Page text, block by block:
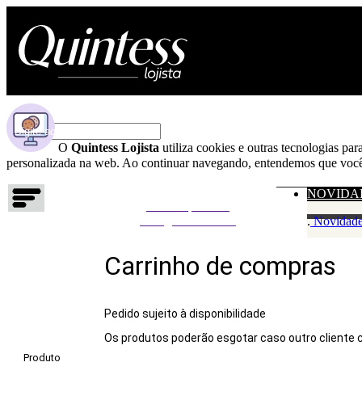
O Quintess Lojista utiliza cookies e outras tecnologias
personalizada na web. Ao continuar navegando, entendemos que
.
Carrinho de compras
Pedido sujeito à disponibilidade
Os produtos poderão esgotar caso outro cliente
Produto